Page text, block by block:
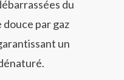
du
par gaz
un